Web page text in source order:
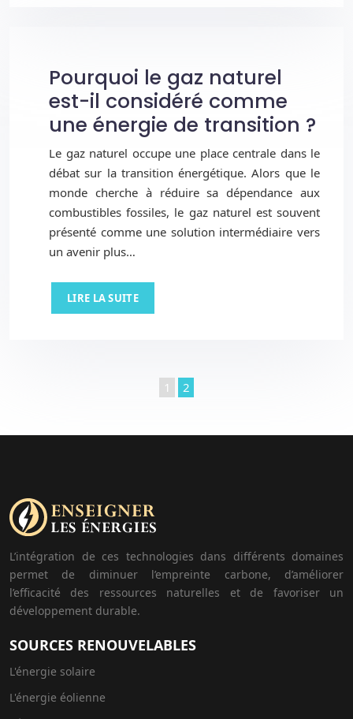
Pourquoi le gaz naturel
est-il considéré comme
une énergie de transition ?
Le gaz naturel occupe une place centrale dans le
débat sur la transition énergétique. Alors que le
monde cherche à réduire sa dépendance aux
combustibles fossiles, le gaz naturel est souvent
présenté comme une solution intermédiaire vers
un avenir plus…
LIRE LA SUITE
1 2
L’intégration de ces technologies dans différents domaines
permet de diminuer l’empreinte carbone, d’améliorer
l’efficacité des ressources naturelles et de favoriser un
développement durable.
SOURCES RENOUVELABLES
L'énergie solaire
L'énergie éolienne